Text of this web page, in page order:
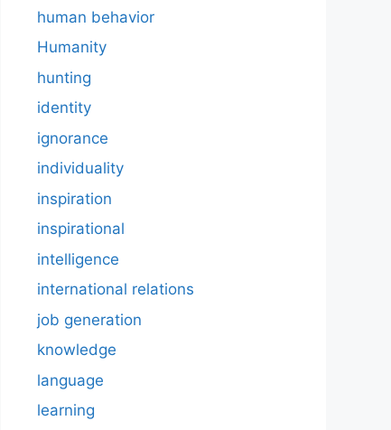
human behavior
Humanity
hunting
identity
ignorance
individuality
inspiration
inspirational
intelligence
international relations
job generation
knowledge
language
learning